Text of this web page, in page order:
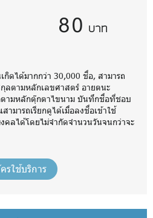
80 บาท
กิดได้มากกว่า 30,000 ชื่อ, สามารถ
ลตามหลักเลขศาสตร์ อายตนะ
ตามหลักตุ๊กตาไขนาม บันทึกชื่อที่ชอบ
ามารถเรียกดูได้เมื่อลงชื่อเข้าใช้
คลได้โดยไม่จำกัดจำนวนวันจนกว่าจะ
รใช้บริการ